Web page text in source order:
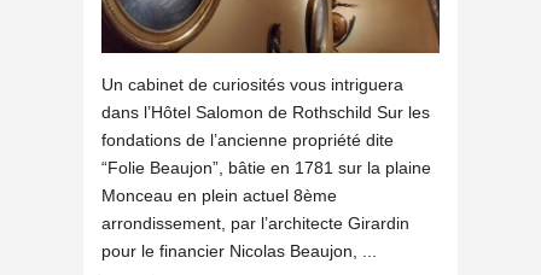
Un cabinet de curiosités vous intriguera
dans l’Hôtel Salomon de Rothschild Sur les
fondations de l’ancienne propriété dite
“Folie Beaujon”, bâtie en 1781 sur la plaine
Monceau en plein actuel 8ème
arrondissement, par l’architecte Girardin
pour le financier Nicolas Beaujon, ...